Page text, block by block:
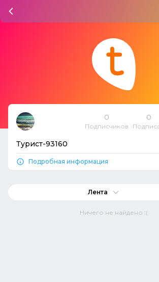
0
Подписчиков
0
Турист-93160
Подробная информация
Лента
Ничего не найдено :(